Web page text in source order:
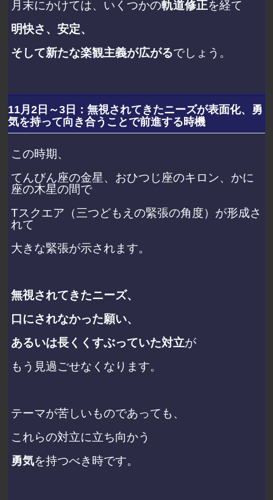
月末にかけては、いくつかの軌道修正を経て
明快さ、安定、
そして新たな楽観主義が広がるでしょう。
11月2日～3日：無視されてきたニーズが表面化、勇
気を持って向き合うことで前進する時機
この時期、
てんびん座の金星、おひつじ座のキロン、かに
座の木星の間で
Tスクエア（三つどもえの緊張の角度）が形成さ
れて
大きな緊張が示されます。
無視されてきたニーズ、
口にされなかった願い、
あるいは長くくすぶっていた対立が
もう見過ごせなくなります。
テーマが苦しいものであっても、
これらの対立に立ち向かう
勇気を持つべき時です。